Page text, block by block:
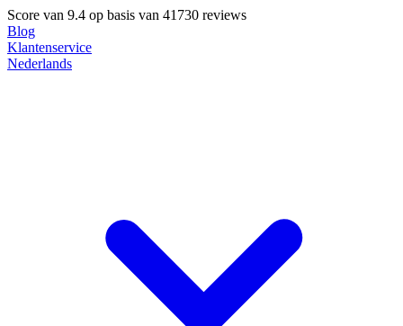
Score van 9.4 op basis van 41730 reviews
Blog
Klantenservice
Nederlands